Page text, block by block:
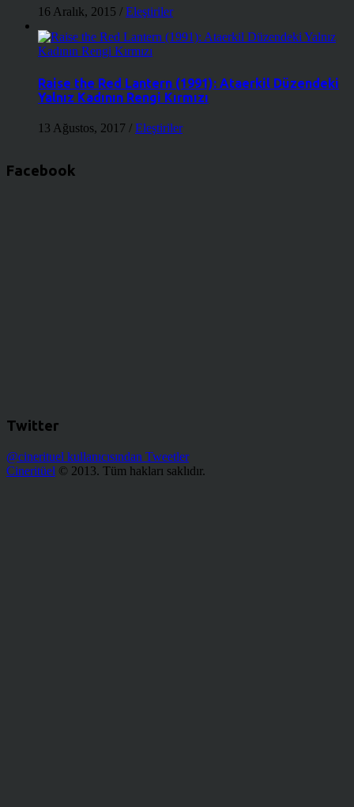
16 Aralık, 2015 / Eleştiriler
Raise the Red Lantern (1991): Ataerkil Düzendeki
Yalnız Kadının Rengi Kırmızı
13 Ağustos, 2017 / Eleştiriler
Facebook
Twitter
@cinerituel kullanıcısından Tweetler
Cineritüel © 2013. Tüm hakları saklıdır.